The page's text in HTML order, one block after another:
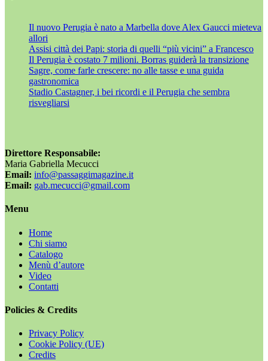
Il nuovo Perugia è nato a Marbella dove Alex Gaucci mieteva
allori
Assisi città dei Papi: storia di quelli “più vicini” a Francesco
Il Perugia è costato 7 milioni. Borras guiderà la transizione
Sagre, come farle crescere: no alle tasse e una guida
gastronomica
Stadio Castagner, i bei ricordi e il Perugia che sembra
risvegliarsi
Direttore Responsabile:
Maria Gabriella Mecucci
Email: info@passaggimagazine.it
Email: gab.mecucci@gmail.com
Menu
Home
Chi siamo
Catalogo
Menù d’autore
Video
Contatti
Policies & Credits
Privacy Policy
Cookie Policy (UE)
Credits